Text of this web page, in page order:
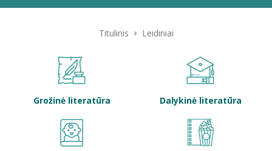
Titulinis Leidiniai
Grožinė literatūra Dalykinė literatūra